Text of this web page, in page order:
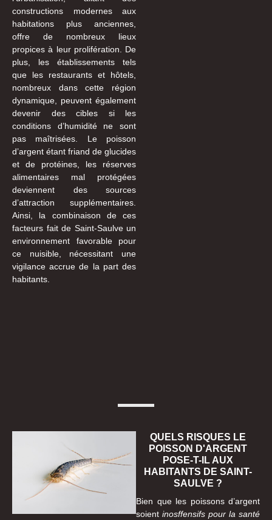
constructions modernes aux
habitations plus anciennes,
offre de nombreux lieux
propices à leur prolifération. De
plus, les établissements tels
que les restaurants et hôtels,
nombreux dans cette région
dynamique, peuvent également
devenir des cibles si les
conditions d’humidité ne sont
pas maîtrisées. Le poisson
d’argent étant friand de glucides
et de protéines, les réserves
alimentaires mal protégées
deviennent des sources
d’attraction supplémentaires.
Ainsi, la combinaison de ces
facteurs fait de Saint-Saulve un
environnement favorable pour
ce nuisible, nécessitant une
vigilance accrue de la part des
habitants.
QUELS RISQUES LE
POISSON D'ARGENT
POSE-T-IL AUX
HABITANTS DE SAINT-
SAULVE ?
Bien que les poissons d’argent
soient inosffensifs pour la santé